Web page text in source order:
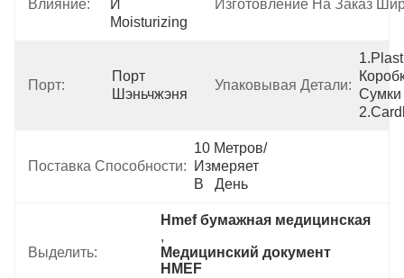
Влияние:
И
Moisturizing
Изготовление На Заказ
Порт:
Порт
Шэньчжэня
Упаковывая Детали:
Сумки
Поставка Способности:
10 Метров/
Измеряет
В   День
Выделить:
Hmef бумажная медицинская
,
Медицинский документ
HMEF